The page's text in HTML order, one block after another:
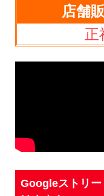
店舗
正
Googleストリー